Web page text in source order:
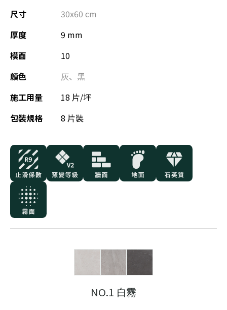
尺寸
30x60 cm
厚度
9 mm
模面
10
顏色
灰、 黑
施工用量
18 片/坪
包裝規格
8 片裝
NO.1 白霧